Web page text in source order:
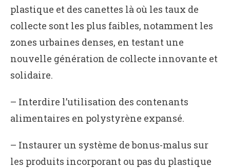
plastique et des canettes là où les taux de
collecte sont les plus faibles, notamment les
zones urbaines denses, en testant une
nouvelle génération de collecte innovante et
solidaire.
– Interdire l’utilisation des contenants
alimentaires en polystyrène expansé.
– Instaurer un système de bonus-malus sur
les produits incorporant ou pas du plastique